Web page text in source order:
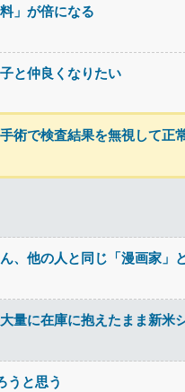
」が倍になる
と仲良くなりたい
術で検査結果を無視して
、他の人と同じ「漫画家」
量に在庫に抱えたまま新米
うと思う